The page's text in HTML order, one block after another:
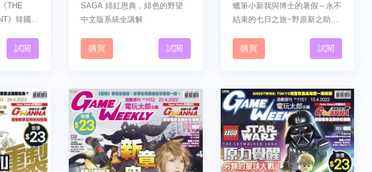
THE
》韓國製
試閱
SAGA 緋紅恩典，緋色的野望
中文版系統全講解
購買 試閱
蠟筆小新我與博士的暑假～永不
結束的七日之旅~野原新之助反
購買 試閱